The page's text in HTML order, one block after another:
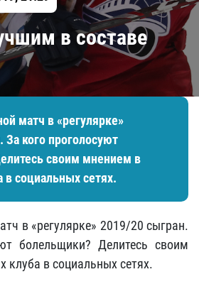
в составе
матч в «регулярке»
кого проголосуют
своим мнением в
в социальных сетях.
в «регулярке» 2019/20 сыгран.
болельщики? Делитесь своим
клуба в социальных сетях.